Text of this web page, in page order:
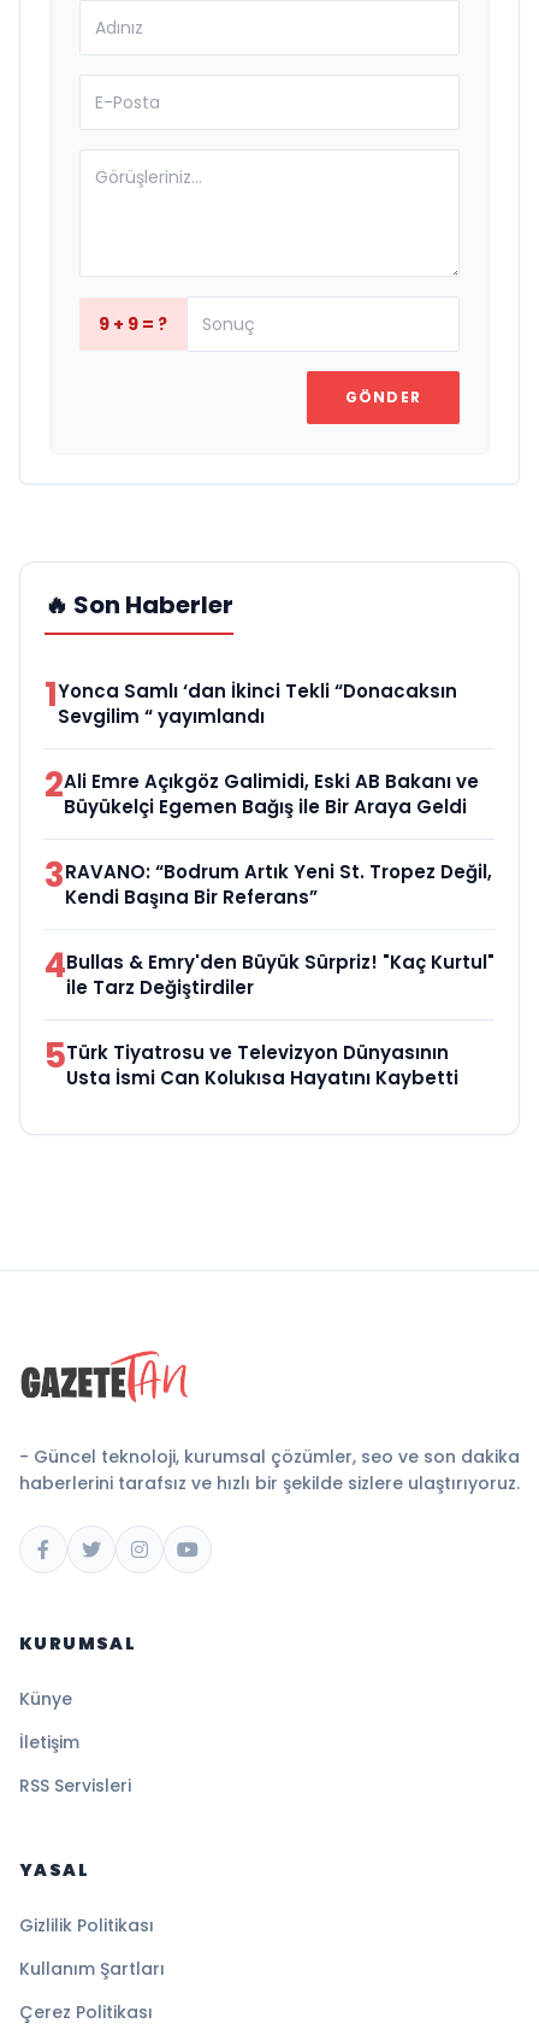
9 + 9 = ?
GÖNDER
🔥 Son Haberler
1Yonca Samlı ‘dan İkinci Tekli “Donacaksın
Sevgilim “ yayımlandı
2Ali Emre Açıkgöz Galimidi, Eski AB Bakanı ve
Büyükelçi Egemen Bağış ile Bir Araya Geldi
3RAVANO: “Bodrum Artık Yeni St. Tropez Değil,
Kendi Başına Bir Referans”
4Bullas & Emry'den Büyük Sürpriz! "Kaç Kurtul"
ile Tarz Değiştirdiler
5Türk Tiyatrosu ve Televizyon Dünyasının
Usta İsmi Can Kolukısa Hayatını Kaybetti
- Güncel teknoloji, kurumsal çözümler, seo ve son dakika
haberlerini tarafsız ve hızlı bir şekilde sizlere ulaştırıyoruz.
KURUMSAL
Künye
İletişim
RSS Servisleri
YASAL
Gizlilik Politikası
Kullanım Şartları
Çerez Politikası